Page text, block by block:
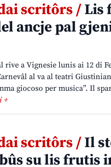
scritôrs /Lis
ancje pal
rive a Vignesie lunis ai 12 di
al va al teatri
giocoso per musica”. Il
+
scritôrs /Il
su lis frutis